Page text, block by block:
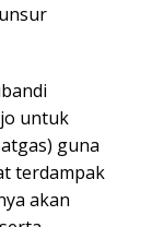
untuk
guna
terdampak
akan